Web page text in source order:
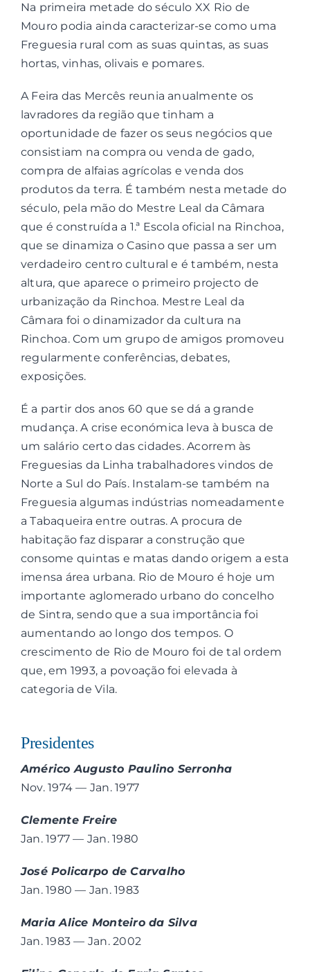
Na primeira metade do século XX Rio de
Mouro podia ainda caracterizar-se como uma
Freguesia rural com as suas quintas, as suas
hortas, vinhas, olivais e pomares.
A Feira das Mercês reunia anualmente os
lavradores da região que tinham a
oportunidade de fazer os seus negócios que
consistiam na compra ou venda de gado,
compra de alfaias agrícolas e venda dos
produtos da terra. É também nesta metade do
século, pela mão do Mestre Leal da Câmara
que é construída a 1.ª Escola oficial na Rinchoa,
que se dinamiza o Casino que passa a ser um
verdadeiro centro cultural e é também, nesta
altura, que aparece o primeiro projecto de
urbanização da Rinchoa. Mestre Leal da
Câmara foi o dinamizador da cultura na
Rinchoa. Com um grupo de amigos promoveu
regularmente conferências, debates,
exposições.
É a partir dos anos 60 que se dá a grande
mudança. A crise económica leva à busca de
um salário certo das cidades. Acorrem às
Freguesias da Linha trabalhadores vindos de
Norte a Sul do País. Instalam-se também na
Freguesia algumas indústrias nomeadamente
a Tabaqueira entre outras. A procura de
habitação faz disparar a construção que
consome quintas e matas dando origem a esta
imensa área urbana. Rio de Mouro é hoje um
importante aglomerado urbano do concelho
de Sintra, sendo que a sua importância foi
aumentando ao longo dos tempos. O
crescimento de Rio de Mouro foi de tal ordem
que, em 1993, a povoação foi elevada à
categoria de Vila.
Presidentes
Américo Augusto Paulino Serronha
Nov. 1974 — Jan. 1977
Clemente Freire
Jan. 1977 — Jan. 1980
José Policarpo de Carvalho
Jan. 1980 — Jan. 1983
Maria Alice Monteiro da Silva
Jan. 1983 — Jan. 2002